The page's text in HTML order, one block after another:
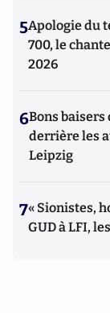
5Apologie du
700, le
2026
6Bons baisers
derrière les
Leipzig
7« Sionistes,
GUD à LFI,